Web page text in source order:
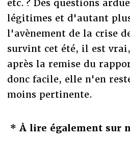
etc. ? Des questions
légitimes et d'autant
l'avènement de la crise
survint cet été, il est
après la remise du
donc facile, elle n'en
moins pertinente.
* À lire également sur